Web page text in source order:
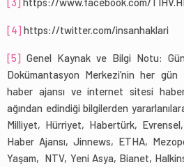
[4] https://twitter.com/insanhaklari
[5] Genel Kaynak ve Bilgi Notu:
Dokümantasyon Merkezi’nin her gün
haber ajansı ve internet sitesi
ağından edindiği bilgilerden
Milliyet, Hürriyet, Habertürk,
Haber Ajansı, Jinnews, ETHA,
Yaşam, NTV, Yeni Asya, Bianet,